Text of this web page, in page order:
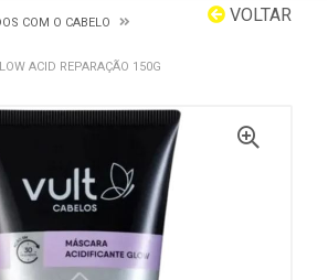
VOLTAR
COM O CABELO
ACID REPARAÇÃO 150G